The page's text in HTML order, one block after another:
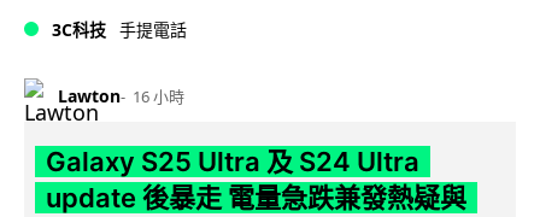
3C科技 手提電話
Lawton 16 小時
Galaxy S25 Ultra 及 S24 Ultra
update 後暴走 電量急跌兼發熱疑與